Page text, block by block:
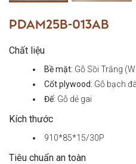
PDAM25B-013AB
Chất liệu
Bề mặt: Gỗ Sồi Trắng
Cốt plywood: Gỗ bạch
Đế: Gỗ dẻ gai
Kích thước
910*85*15/30P
Tiêu chuẩn an toàn